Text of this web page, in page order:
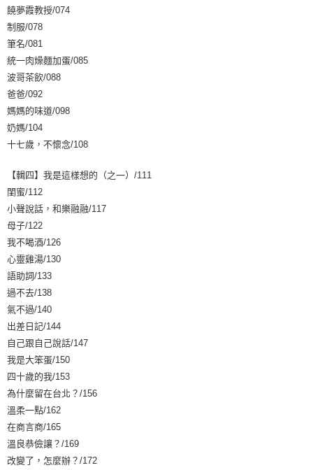
饒夢霞教授/074
制服/078
筆名/081
統一肉燥麵加蛋/085
波哥茶飲/088
爸爸/092
媽媽的味道/098
奶媽/104
十七歲，不懷念/108
【輯四】我是這樣想的（之一）/111
閨蜜/112
小聲說話，和樂融融/117
母子/122
我不喝酒/126
心靈雞湯/130
語助詞/133
過不去/138
氣不過/140
出差日記/144
自己跟自己說話/147
我是大笨蛋/150
四十歲的我/153
為什麼留在台北？/156
溫柔一點/162
在商言商/165
溫良恭儉讓？/169
改變了，怎麼辦？/172